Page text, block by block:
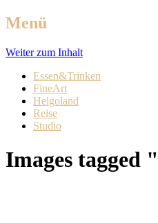
Menü
Weiter zum Inhalt
Essen&Trinken
FineArt
Helgoland
Reise
Studio
Images tagged